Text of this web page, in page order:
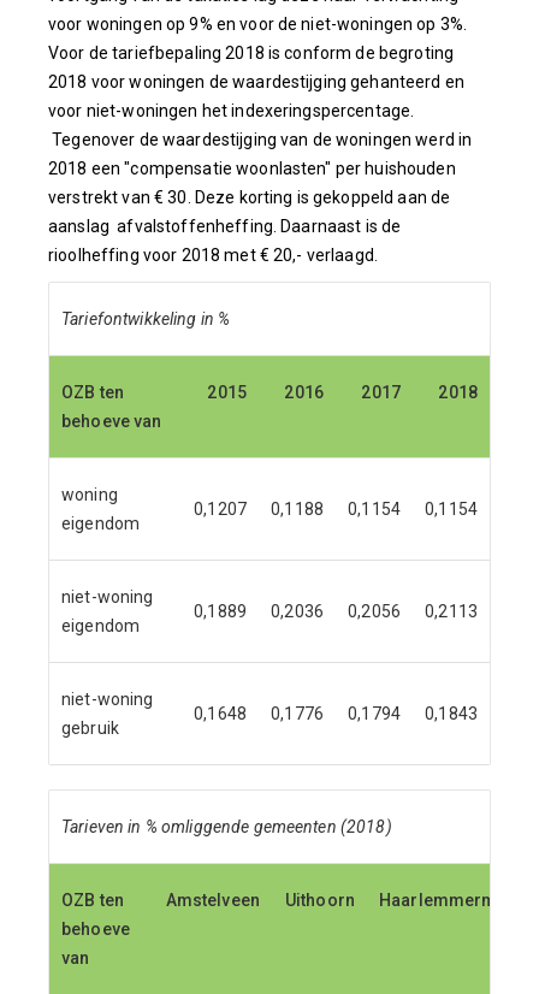
voor woningen op 9% en voor de niet-woningen op 3%.
Voor de tariefbepaling 2018 is conform de begroting
2018 voor woningen de waardestijging gehanteerd en
voor niet-woningen het indexeringspercentage.
Tegenover de waardestijging van de woningen werd in
2018 een "compensatie woonlasten" per huishouden
verstrekt van € 30. Deze korting is gekoppeld aan de
aanslag afvalstoffenheffing. Daarnaast is de
rioolheffing voor 2018 met € 20,- verlaagd.
Tariefontwikkeling in %
OZB ten
behoeve van
2015 2016 2017 2018
woning
eigendom
0,1207 0,1188 0,1154 0,1154
niet-woning
eigendom
0,1889 0,2036 0,2056 0,2113
niet-woning
gebruik
0,1648 0,1776 0,1794 0,1843
Tarieven in % omliggende gemeenten (2018)
OZB ten
behoeve
van
Amstelveen Uithoorn Haarlemmermeer